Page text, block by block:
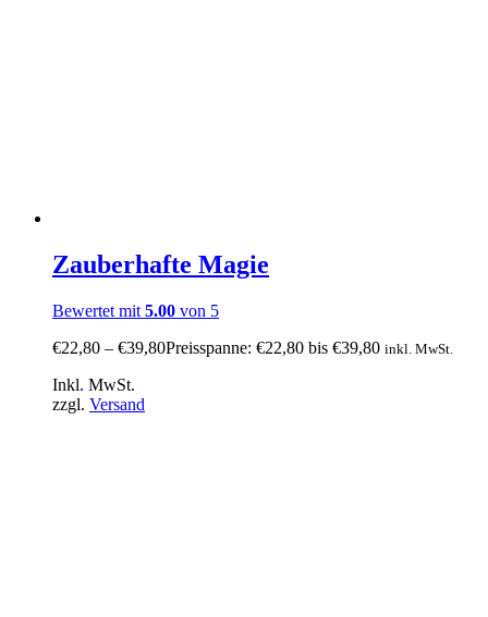
Zauberhafte Magie
Bewertet mit 5.00 von 5
€22,80 – €39,80Preisspanne: €22,80 bis €39,80 inkl. MwSt.
Inkl. MwSt.
zzgl. Versand